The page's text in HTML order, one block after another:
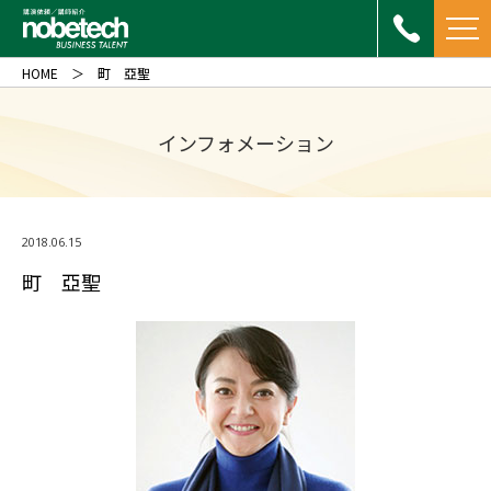
インフォメーション
HOME 町 亞聖
2018.06.15
町 亞聖